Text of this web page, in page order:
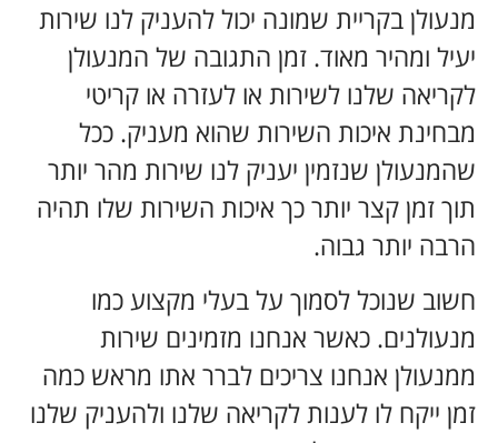
מנעולן בקריית שמונה יכול להעניק לנו שירות
יעיל ומהיר מאוד. זמן התגובה של המנעולן
לקריאה שלנו לשירות או לעזרה או קריטי
מבחינת איכות השירות שהוא מעניק. ככל
שהמנעולן שנזמין יעניק לנו שירות מהר יותר
תוך זמן קצר יותר כך איכות השירות שלו תהיה
הרבה יותר גבוה.
חשוב שנוכל לסמוך על בעלי מקצוע כמו
מנעולנים. כאשר אנחנו מזמינים שירות
ממנעולן אנחנו צריכים לברר אתו מראש כמה
זמן ייקח לו לענות לקריאה שלנו ולהעניק שלנו